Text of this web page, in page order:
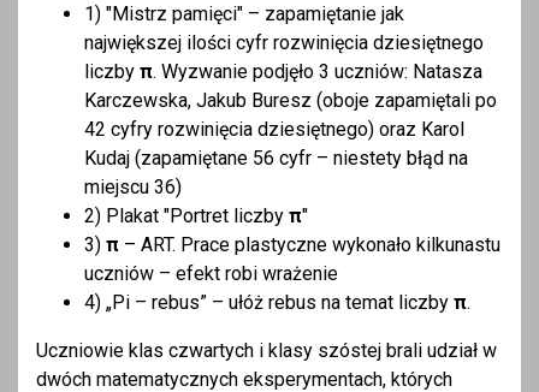
1) "Mistrz pamięci" – zapamiętanie jak
największej ilości cyfr rozwinięcia dziesiętnego
liczby π. Wyzwanie podjęło 3 uczniów: Natasza
Karczewska, Jakub Buresz (oboje zapamiętali po
42 cyfry rozwinięcia dziesiętnego) oraz Karol
Kudaj (zapamiętane 56 cyfr – niestety błąd na
miejscu 36)
2) Plakat "Portret liczby π"
3) π – ART. Prace plastyczne wykonało kilkunastu
uczniów – efekt robi wrażenie
4) „Pi – rebus” – ułóż rebus na temat liczby π.
Uczniowie klas czwartych i klasy szóstej brali udział w
dwóch matematycznych eksperymentach, których